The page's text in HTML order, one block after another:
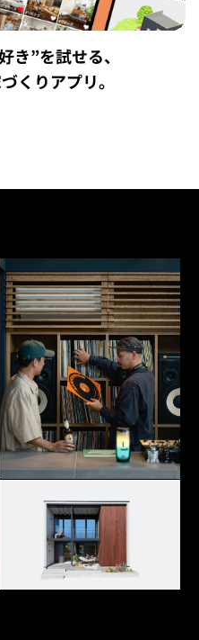
き”を試せる、
くりアプリ。